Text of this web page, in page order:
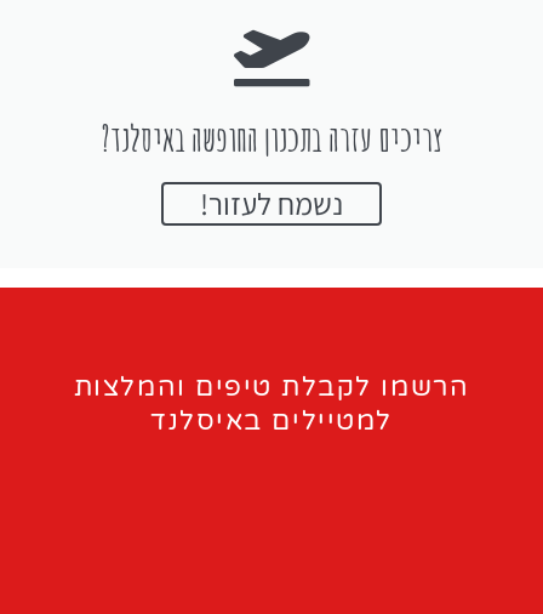
צריכים עזרה בתכנון החופשה באיסלנד?
נשמח לעזור!
הרשמו לקבלת טיפים והמלצות
למטיילים באיסלנד